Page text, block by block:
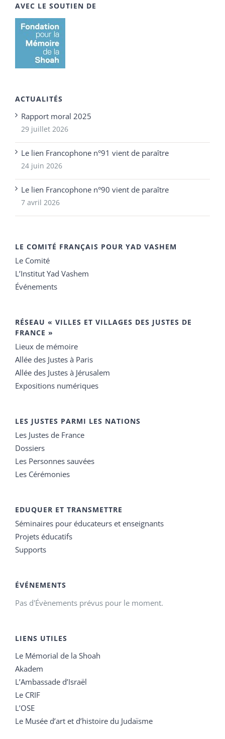
AVEC LE SOUTIEN DE
ACTUALITÉS
Rapport moral 2025
29 juillet 2026
Le lien Francophone n°91 vient de paraître
24 juin 2026
Le lien Francophone n°90 vient de paraître
7 avril 2026
LE COMITÉ FRANÇAIS POUR YAD VASHEM
Le Comité
L’Institut Yad Vashem
Événements
RÉSEAU « VILLES ET VILLAGES DES JUSTES DE
FRANCE »
Lieux de mémoire
Allée des Justes à Paris
Allée des Justes à Jérusalem
Expositions numériques
LES JUSTES PARMI LES NATIONS
Les Justes de France
Dossiers
Les Personnes sauvées
Les Cérémonies
EDUQUER ET TRANSMETTRE
Séminaires pour éducateurs et enseignants
Projets éducatifs
Supports
ÉVÉNEMENTS
Pas d'Évènements prévus pour le moment.
LIENS UTILES
Le Mémorial de la Shoah
Akadem
L’Ambassade d’Israël
Le CRIF
L’OSE
Le Musée d’art et d’histoire du Judaïsme